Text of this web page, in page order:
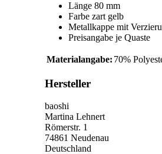
Länge 80 mm
Farbe zart gelb
Metallkappe mit
Preisangabe je Quaste
Materialangabe: 70%
Hersteller
baoshi
Martina Lehnert
Römerstr. 1
74861 Neudenau
Deutschland